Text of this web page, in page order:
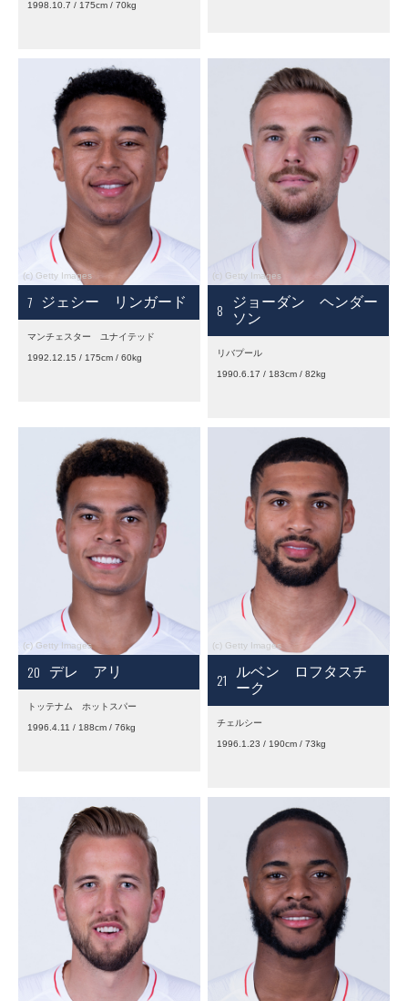
1998.10.7 / 175cm / 70kg
7 ジェシー リンガード
マンチェスター ユナイテッド
1992.12.15 / 175cm / 60kg
8
ジョーダン ヘンダー
ソン
リバプール
1990.6.17 / 183cm / 82kg
20 デレ アリ
トッテナム ホットスパー
1996.4.11 / 188cm / 76kg
21
ルベン ロフタスチ
ーク
チェルシー
1996.1.23 / 190cm / 73kg